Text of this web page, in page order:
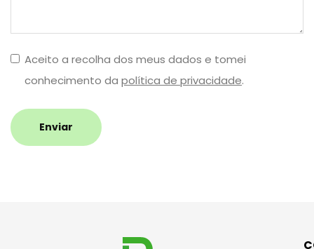
Aceito a recolha dos meus dados e tomei
conhecimento da política de privacidade.
Enviar